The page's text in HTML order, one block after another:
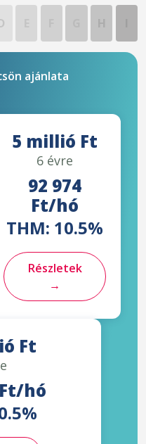
ajánlata
5 millió Ft
6 évre
92 974
Ft/hó
THM: 10.5%
Részletek
→
Ft
hó